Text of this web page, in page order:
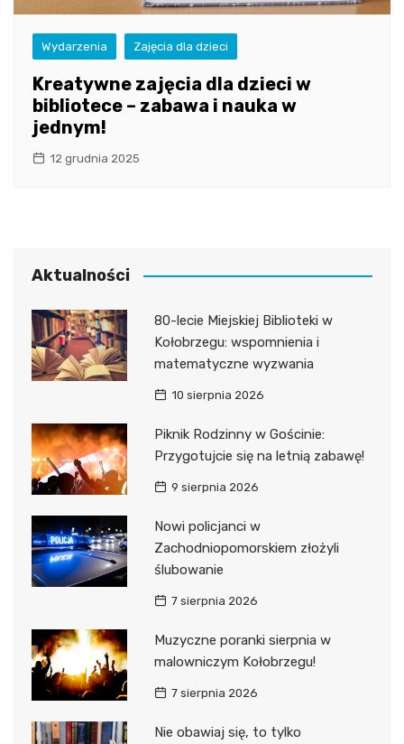
Wydarzenia Zajęcia dla dzieci
Kreatywne zajęcia dla dzieci w
bibliotece – zabawa i nauka w
jednym!
12 grudnia 2025
Aktualności
80-lecie Miejskiej Biblioteki w
Kołobrzegu: wspomnienia i
matematyczne wyzwania
10 sierpnia 2026
Piknik Rodzinny w Gościnie:
Przygotujcie się na letnią zabawę!
9 sierpnia 2026
Nowi policjanci w
Zachodniopomorskiem złożyli
ślubowanie
7 sierpnia 2026
Muzyczne poranki sierpnia w
malowniczym Kołobrzegu!
7 sierpnia 2026
Nie obawiaj się, to tylko